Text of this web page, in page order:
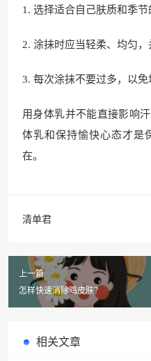
1. 选择适合自己肤质和季节
2. 涂抹时应当轻柔、均匀，
3. 每次涂抹不要过多，以免
用身体乳并不能直接影响
体乳和保持愉快心态才是
在。
清单君
上一篇
怎样快速消除鸡皮肤？
相关文章